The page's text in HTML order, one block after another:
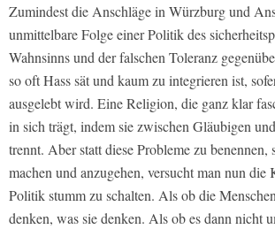
Zumindest die Anschläge in Würzburg und
unmittelbare Folge einer Politik des
Wahnsinns und der falschen Toleranz
so oft Hass sät und kaum zu integrieren ist,
ausgelebt wird. Eine Religion, die ganz klar
in sich trägt, indem sie zwischen Gläubigen
trennt. Aber statt diese Probleme zu benennen,
machen und anzugehen, versucht man nun die
Politik stumm zu schalten. Als ob die
denken, was sie denken. Als ob es dann nicht